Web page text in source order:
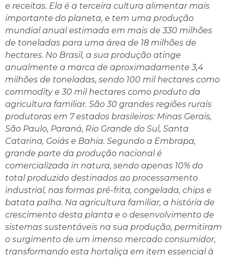
e receitas. Ela é a terceira cultura alimentar mais
importante do planeta, e tem uma produção
mundial anual estimada em mais de 330 milhões
de toneladas para uma área de 18 milhões de
hectares. No Brasil, a sua produção atinge
anualmente a marca de aproximadamente 3,4
milhões de toneladas, sendo 100 mil hectares como
commodity e 30 mil hectares como produto da
agricultura familiar. São 30 grandes regiões rurais
produtoras em 7 estados brasileiros: Minas Gerais,
São Paulo, Paraná, Rio Grande do Sul, Santa
Catarina, Goiás e Bahia. Segundo a Embrapa,
grande parte da produção nacional é
comercializada in natura, sendo apenas 10% do
total produzido destinados ao processamento
industrial, nas formas pré-frita, congelada, chips e
batata palha. Na agricultura familiar, a história de
crescimento desta planta e o desenvolvimento de
sistemas sustentáveis na sua produção, permitiram
o surgimento de um imenso mercado consumidor,
transformando esta hortaliça em item essencial à